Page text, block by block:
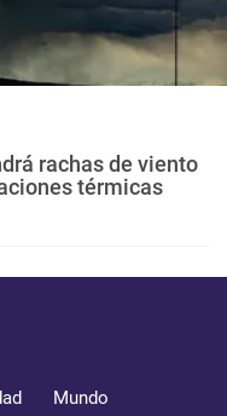
rachas de viento
térmicas
Mundo